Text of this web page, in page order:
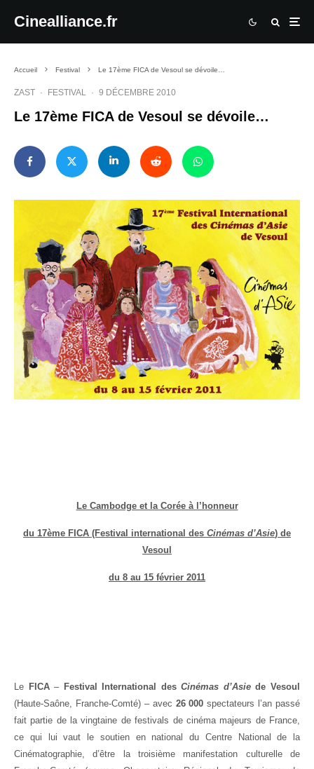
Cinealliance.fr
Accueil Festival Le 17ème FICA de Vesoul se dévoile…
ZAST · FESTIVAL · 9 DÉCEMBRE 2010
Le 17ème FICA de Vesoul se dévoile…
Le Cambodge et la Corée à l’honneur
du 17ème FICA (Festival international des Cinémas d’Asie) de
Vesoul
du 8 au 15 février 2011
Le FICA– Festival International desCinémas d’Asiede Vesoul
(Haute-Saône, Franche-Comté) – avec 26 000 spectateurs l’an passé
fait partie de la vingtaine de festivals de cinéma majeurs de France,
ce qui lui vaut le soutien en national du Centre National de la
Cinématographie, d’être la troisième manifestation culturelle de